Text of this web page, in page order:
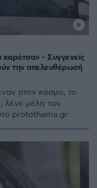
καρότσα» - Συγγενείς
την απελευθέρωσή
στον κόσμο, το
λένε μέλη των
protothema.gr